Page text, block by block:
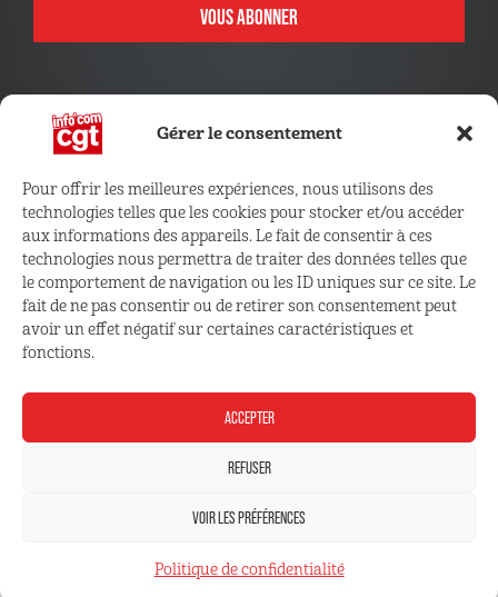
Gérer le consentement
Pour offrir les meilleures expériences, nous utilisons des
technologies telles que les cookies pour stocker et/ou accéder
aux informations des appareils. Le fait de consentir à ces
technologies nous permettra de traiter des données telles que
le comportement de navigation ou les ID uniques sur ce site. Le
fait de ne pas consentir ou de retirer son consentement peut
avoir un effet négatif sur certaines caractéristiques et
fonctions.
ACCEPTER
REFUSER
VOIR LES PRÉFÉRENCES
Politique de confidentialité
VOUS ABONNER
CONNECTEZ VOUS !
Retrouvez les outils, infos et services qui vous sont
réservés
Mentions légales Politique de confidentialité